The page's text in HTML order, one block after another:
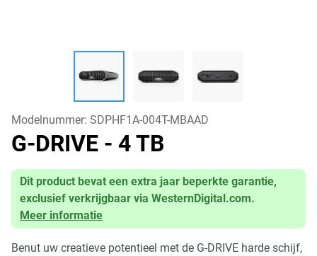
Modelnummer: SDPHF1A-004T-MBAAD
G-DRIVE - 4 TB
Dit product bevat een extra jaar beperkte garantie,
exclusief verkrijgbaar via WesternDigital.com.
Meer informatie
Benut uw creatieve potentieel met de G-DRIVE harde schijf,